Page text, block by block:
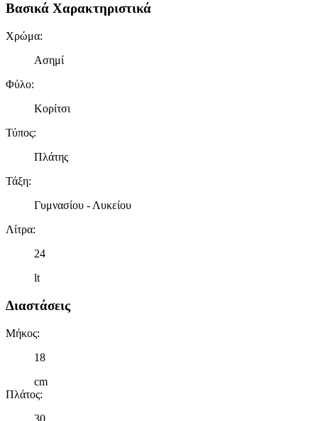
Βασικά Χαρακτηριστικά
Χρώμα:
Ασημί
Φύλο:
Κορίτσι
Τύπος:
Πλάτης
Τάξη:
Γυμνασίου - Λυκείου
Λίτρα:
24
lt
Διαστάσεις
Μήκος:
18
cm
Πλάτος:
30